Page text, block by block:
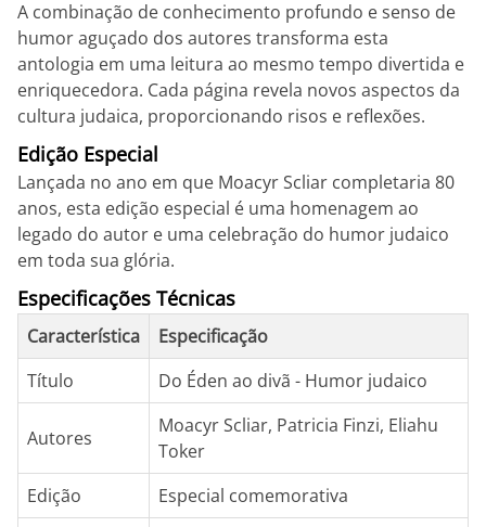
A combinação de conhecimento profundo e senso de
humor aguçado dos autores transforma esta
antologia em uma leitura ao mesmo tempo divertida e
enriquecedora. Cada página revela novos aspectos da
cultura judaica, proporcionando risos e reflexões.
Edição Especial
Lançada no ano em que Moacyr Scliar completaria 80
anos, esta edição especial é uma homenagem ao
legado do autor e uma celebração do humor judaico
em toda sua glória.
Especificações Técnicas
Característica
Especificação
Título
Do Éden ao divã - Humor judaico
Autores
Moacyr Scliar, Patricia Finzi, Eliahu
Toker
Edição
Especial comemorativa